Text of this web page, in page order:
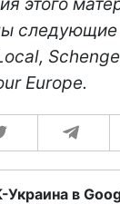
следующие
Europe.
Украина в